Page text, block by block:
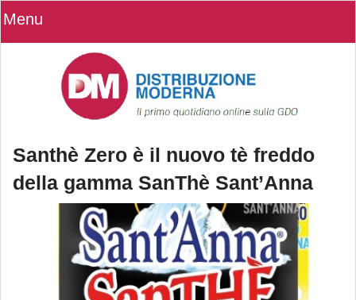
Menu
Santhè Zero è il nuovo tè freddo
della gamma SanThè Sant’Anna